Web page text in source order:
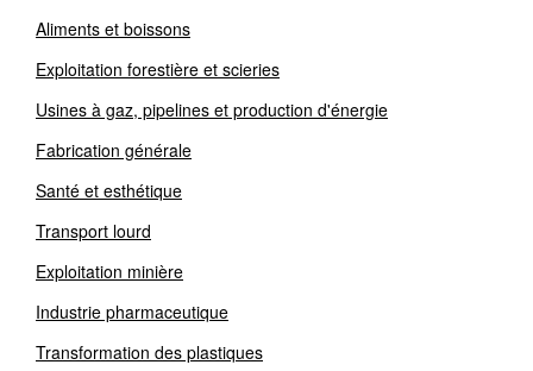
Aliments et boissons
Exploitation forestière et scieries
Usines à gaz, pipelines et production d'énergie
Fabrication générale
Santé et esthétique
Transport lourd
Exploitation minière
Industrie pharmaceutique
Transformation des plastiques